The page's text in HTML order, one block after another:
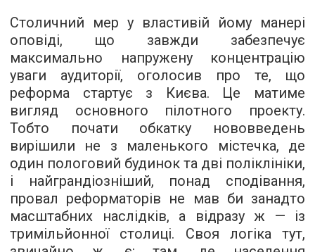
Столичний мер у властивій йому манері
оповіді, що завжди забезпечує
максимально напружену концентрацію
уваги аудиторії, оголосив про те, що
реформа стартує з Києва. Це матиме
вигляд основного пілотного проекту.
Тобто почати обкатку нововведень
вирішили не з маленького містечка, де
один пологовий будинок та дві поліклініки,
і найграндіозніший, понад сподівання,
провал реформаторів не мав би занадто
масштабних наслідків, а відразу ж — із
тримільйонної столиці. Своя логіка тут,